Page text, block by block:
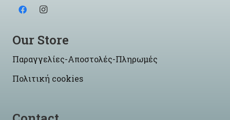
Our Store
Παραγγελίες-Αποστολές-Πληρωμές
Πολιτική cookies